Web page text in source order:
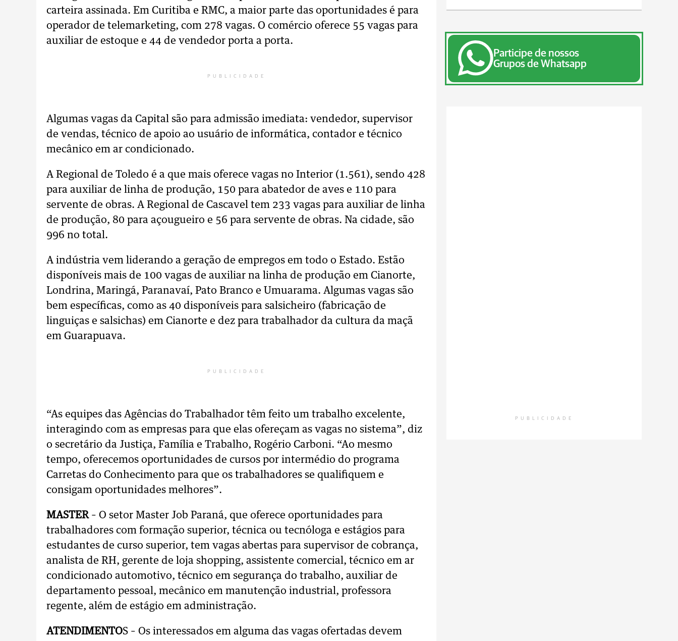
carteira assinada. Em Curitiba e RMC, a maior parte das oportunidades é para
operador de telemarketing, com 278 vagas. O comércio oferece 55 vagas para
auxiliar de estoque e 44 de vendedor porta a porta.
PUBLICIDADE
Algumas vagas da Capital são para admissão imediata: vendedor, supervisor
de vendas, técnico de apoio ao usuário de informática, contador e técnico
mecânico em ar condicionado.
A Regional de Toledo é a que mais oferece vagas no Interior (1.561), sendo 428
para auxiliar de linha de produção, 150 para abatedor de aves e 110 para
servente de obras. A Regional de Cascavel tem 233 vagas para auxiliar de linha
de produção, 80 para açougueiro e 56 para servente de obras. Na cidade, são
996 no total.
A indústria vem liderando a geração de empregos em todo o Estado. Estão
disponíveis mais de 100 vagas de auxiliar na linha de produção em Cianorte,
Londrina, Maringá, Paranavaí, Pato Branco e Umuarama. Algumas vagas são
bem específicas, como as 40 disponíveis para salsicheiro (fabricação de
linguiças e salsichas) em Cianorte e dez para trabalhador da cultura da maçã
em Guarapuava.
PUBLICIDADE
“As equipes das Agências do Trabalhador têm feito um trabalho excelente,
interagindo com as empresas para que elas ofereçam as vagas no sistema”, diz
o secretário da Justiça, Família e Trabalho, Rogério Carboni. “Ao mesmo
tempo, oferecemos oportunidades de cursos por intermédio do programa
Carretas do Conhecimento para que os trabalhadores se qualifiquem e
consigam oportunidades melhores”.
MASTER – O setor Master Job Paraná, que oferece oportunidades para
trabalhadores com formação superior, técnica ou tecnóloga e estágios para
estudantes de curso superior, tem vagas abertas para supervisor de cobrança,
analista de RH, gerente de loja shopping, assistente comercial, técnico em ar
condicionado automotivo, técnico em segurança do trabalho, auxiliar de
departamento pessoal, mecânico em manutenção industrial, professora
regente, além de estágio em administração.
ATENDIMENTOS – Os interessados em alguma das vagas ofertadas devem
Participe de nossos
Grupos de Whatsapp
PUBLICIDADE